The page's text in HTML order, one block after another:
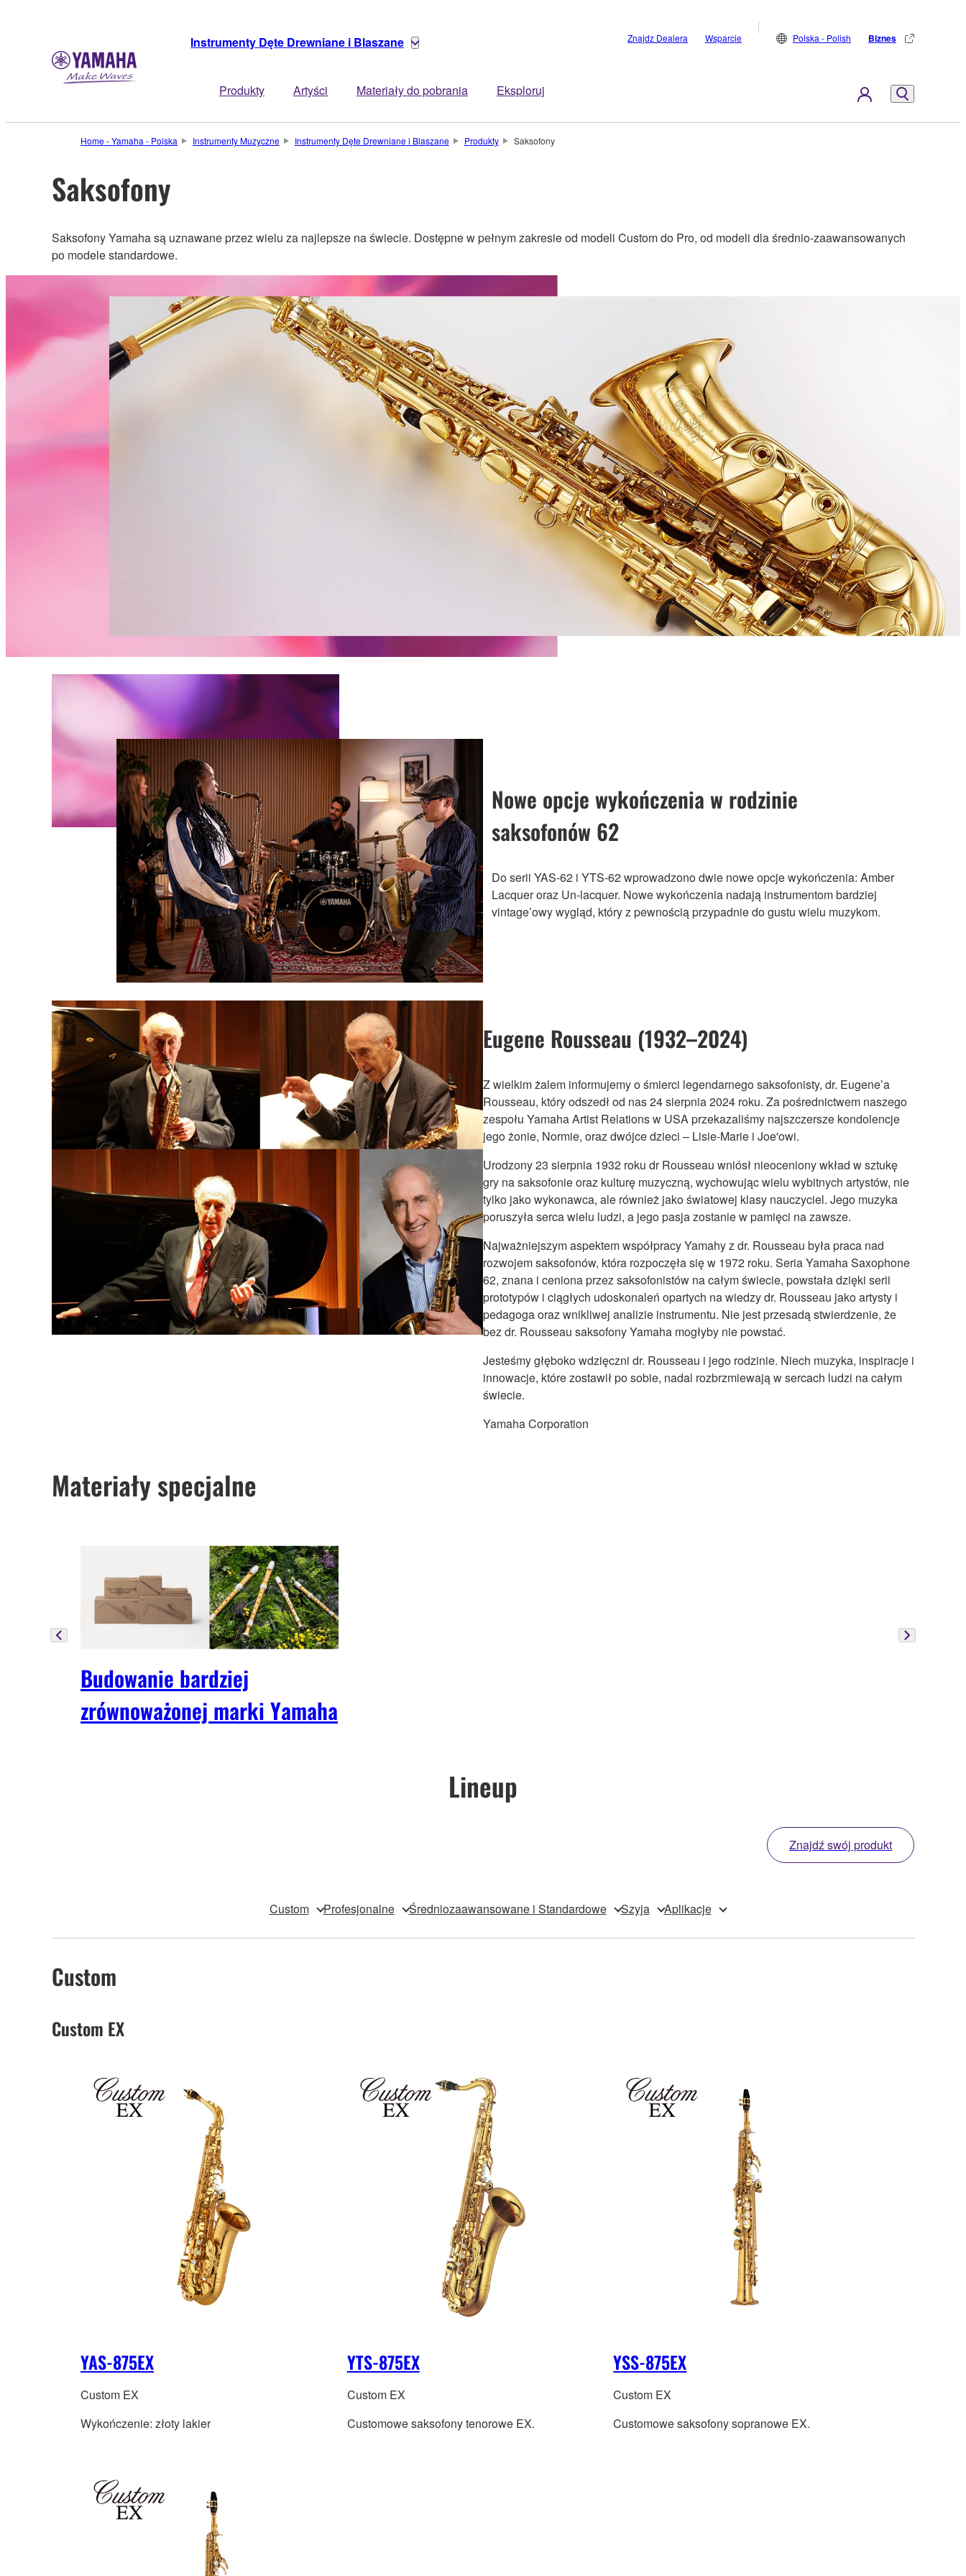
Instrumenty Dęte Drewniane i Blaszane
Produkty Artyści Materiały do pobrania Eksploruj
Znajdz Dealera Wsparcie Polska - Polish Biznes
Home - Yamaha - Polska Instrumenty Muzyczne Instrumenty Dęte Drewniane i Blaszane Produkty Saksofony
Saksofony
Saksofony Yamaha są uznawane przez wielu za najlepsze na świecie. Dostępne w pełnym zakresie od modeli Custom do Pro, od modeli dla średnio-zaawansowanych
po modele standardowe.
Nowe opcje wykończenia w rodzinie
saksofonów 62
Do serii YAS-62 i YTS-62 wprowadzono dwie nowe opcje wykończenia: Amber
Lacquer oraz Un-lacquer. Nowe wykończenia nadają instrumentom bardziej
vintage’owy wygląd, który z pewnością przypadnie do gustu wielu muzykom.
Eugene Rousseau (1932–2024)
Z wielkim żalem informujemy o śmierci legendarnego saksofonisty, dr. Eugene’a
Rousseau, który odszedł od nas 24 sierpnia 2024 roku. Za pośrednictwem naszego
zespołu Yamaha Artist Relations w USA przekazaliśmy najszczersze kondolencje
jego żonie, Normie, oraz dwójce dzieci – Lisie-Marie i Joe'owi.
Urodzony 23 sierpnia 1932 roku dr Rousseau wniósł nieoceniony wkład w sztukę
gry na saksofonie oraz kulturę muzyczną, wychowując wielu wybitnych artystów, nie
tylko jako wykonawca, ale również jako światowej klasy nauczyciel. Jego muzyka
poruszyła serca wielu ludzi, a jego pasja zostanie w pamięci na zawsze.
Najważniejszym aspektem współpracy Yamahy z dr. Rousseau była praca nad
rozwojem saksofonów, która rozpoczęła się w 1972 roku. Seria Yamaha Saxophone
62, znana i ceniona przez saksofonistów na całym świecie, powstała dzięki serii
prototypów i ciągłych udoskonaleń opartych na wiedzy dr. Rousseau jako artysty i
pedagoga oraz wnikliwej analizie instrumentu. Nie jest przesadą stwierdzenie, że
bez dr. Rousseau saksofony Yamaha mogłyby nie powstać.
Jesteśmy głęboko wdzięczni dr. Rousseau i jego rodzinie. Niech muzyka, inspiracje i
innowacje, które zostawił po sobie, nadal rozbrzmiewają w sercach ludzi na całym
świecie.
Yamaha Corporation
Materiały specjalne
Budowanie bardziej
zrównoważonej marki Yamaha
Lineup
Znajdź swój produkt
Custom Profesjonalne Średniozaawansowane i Standardowe Szyja Aplikacje
Custom
Custom EX
YAS-875EX
Custom EX
Wykończenie: złoty lakier
YTS-875EX
Custom EX
Customowe saksofony tenorowe EX.
YSS-875EX
Custom EX
Customowe saksofony sopranowe EX.